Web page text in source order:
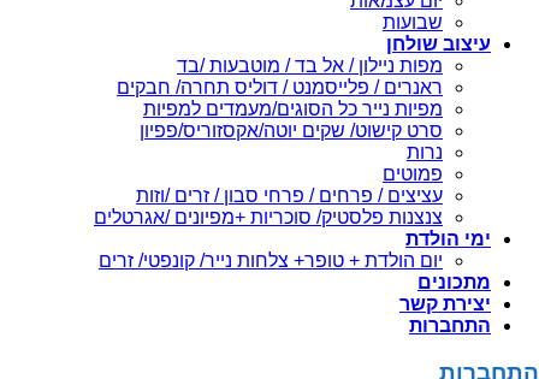
שבועות
עיצוב שולחן
מפות ניילון / אל בד / מוטבעות /בד
ראנרים / פלייסמנט / דוליס תחרה/ חבקים
מפיות נייר כל הסוגים/מעמדים למפיות
סרט קישוט/ שקים יוטה/אקסזוריס/פפיון
נרות
פמוטים
עציצים / פרחים / פרחי סבון / זרים /וזות
צנצנות פלסטיק/ סוכריות +מפיונים /אגרטלים
ימי הולדת
יום הולדת + טופר+ צלחות נייר/ קונפטי/ זרים
מתכונים
יצירת קשר
התחברות
התחברות